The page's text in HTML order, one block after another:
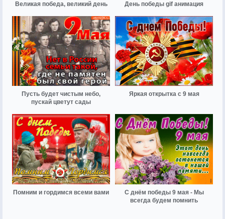
Великая победа, великий день День победы gif анимация
Пусть будет чистым небо,
пускай цветут сады
Яркая открытка с 9 мая
Помним и гордимся всеми вами
С днём победы 9 мая - Мы
всегда будем помнить